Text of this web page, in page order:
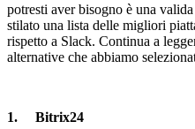
potresti aver bisogno è una
stilato una lista delle migliori
rispetto a Slack. Continua a
alternative che abbiamo
1. Bitrix24